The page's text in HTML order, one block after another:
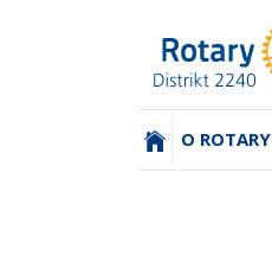
(AKTUÁLNÍ)
O ROTARY